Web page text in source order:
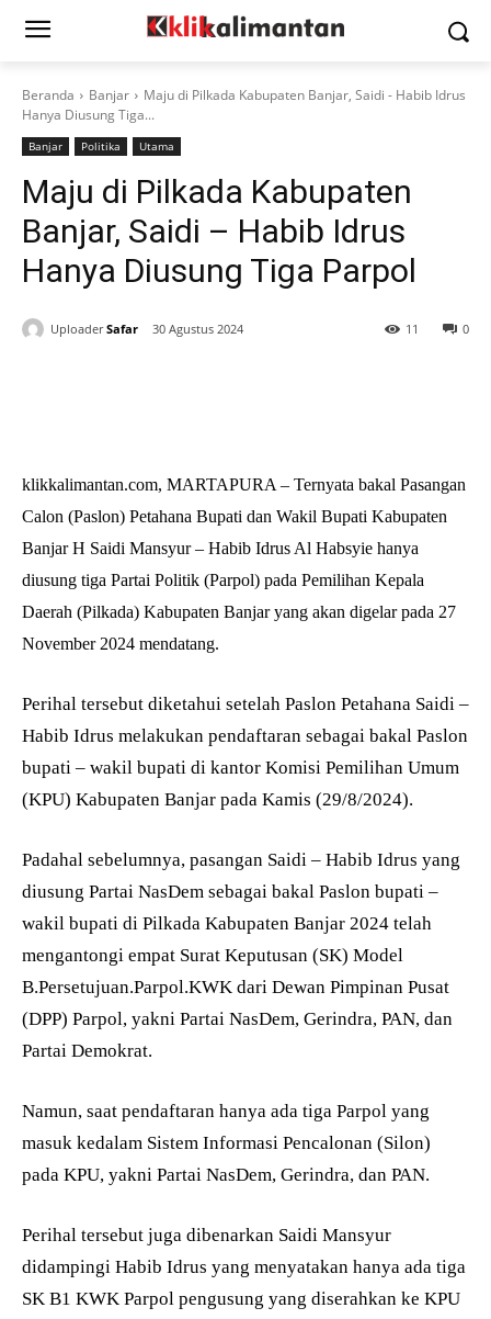
Beranda Banjar
Maju di Pilkada Kabupaten Banjar, Saidi - Habib Idrus
Hanya Diusung Tiga...
Banjar Politika Utama
Maju di Pilkada Kabupaten
Banjar, Saidi – Habib Idrus
Hanya Diusung Tiga Parpol
Uploader Safar 30 Agustus 2024 0
11
klikkalimantan.com, MARTAPURA – Ternyata bakal Pasangan
Calon (Paslon) Petahana Bupati dan Wakil Bupati Kabupaten
Banjar H Saidi Mansyur – Habib Idrus Al Habsyie hanya
diusung tiga Partai Politik (Parpol) pada Pemilihan Kepala
Daerah (Pilkada) Kabupaten Banjar yang akan digelar pada 27
November 2024 mendatang.
Perihal tersebut diketahui setelah Paslon Petahana Saidi –
Habib Idrus melakukan pendaftaran sebagai bakal Paslon
bupati – wakil bupati di kantor Komisi Pemilihan Umum
(KPU) Kabupaten Banjar pada Kamis (29/8/2024).
Padahal sebelumnya, pasangan Saidi – Habib Idrus yang
diusung Partai NasDem sebagai bakal Paslon bupati –
wakil bupati di Pilkada Kabupaten Banjar 2024 telah
mengantongi empat Surat Keputusan (SK) Model
B.Persetujuan.Parpol.KWK dari Dewan Pimpinan Pusat
(DPP) Parpol, yakni Partai NasDem, Gerindra, PAN, dan
Partai Demokrat.
Namun, saat pendaftaran hanya ada tiga Parpol yang
masuk kedalam Sistem Informasi Pencalonan (Silon)
pada KPU, yakni Partai NasDem, Gerindra, dan PAN.
Perihal tersebut juga dibenarkan Saidi Mansyur
didampingi Habib Idrus yang menyatakan hanya ada tiga
SK B1 KWK Parpol pengusung yang diserahkan ke KPU